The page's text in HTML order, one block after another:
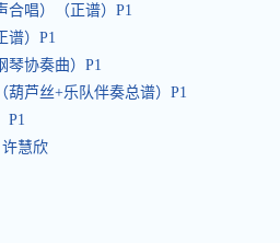
合唱）（正谱）P1
谱）P1
琴协奏曲）P1
葫芦丝+乐队伴奏总谱）P1
P1
慧欣